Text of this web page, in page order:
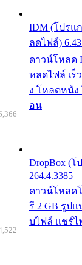
IDM (โปรแก
ลดไฟล์)
ดาวน์โหลด
หลดไฟล์ เร็
ง โหลดหนัง
อน
DropBox (โ
264.4.3385
ดาวน์โหลด
รี 2 GB รูปแ
บไฟล์ แชร์ไ